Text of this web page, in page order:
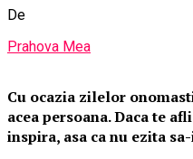
De
Prahova Mea
Cu ocazia zilelor
acea persoana. Daca te
inspira, asa ca nu ezita